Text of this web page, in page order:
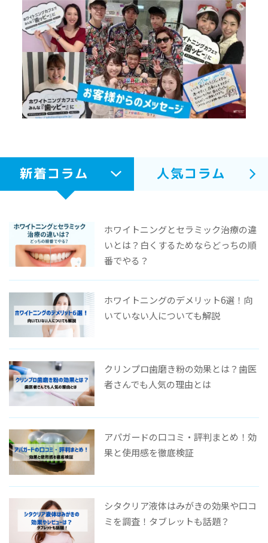
新着コラム 人気コラム
ホワイトニングとセラミック治療の違
いとは？白くするためならどっちの順
番でやる？
ホワイトニングのデメリット6選！向
いていない人についても解説
クリンプロ歯磨き粉の効果とは？歯医
者さんでも人気の理由とは
アパガードの口コミ・評判まとめ！効
果と使用感を徹底検証
シタクリア液体はみがきの効果や口コ
ミを調査！タブレットも話題？